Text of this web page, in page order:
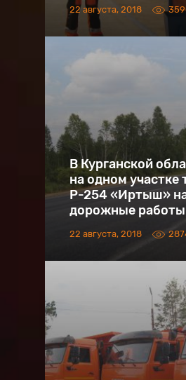
22 августа, 2018
В Курганской
на одном участке
Р-254 «Иртыш»
дорожные работы
22 августа, 2018